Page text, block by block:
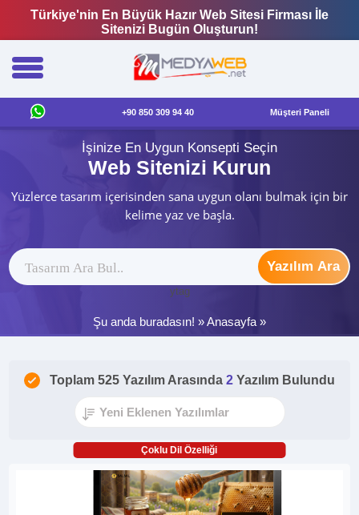
Türkiye'nin En Büyük Hazır Web Sitesi Firması İle
Sitenizi Bugün Oluşturun!
+90 850 309 94 40 Müşteri Paneli
İşinize En Uygun Konsepti Seçin
Web Sitenizi Kurun
Yüzlerce tasarım içerisinden sana uygun olanı bulmak için bir
kelime yaz ve başla.
Yazılım Ara
ytag
Şu anda buradasın! »Anasayfa »
Toplam 525 Yazılım Arasında 2 Yazılım Bulundu
Çoklu Dil Özelliği